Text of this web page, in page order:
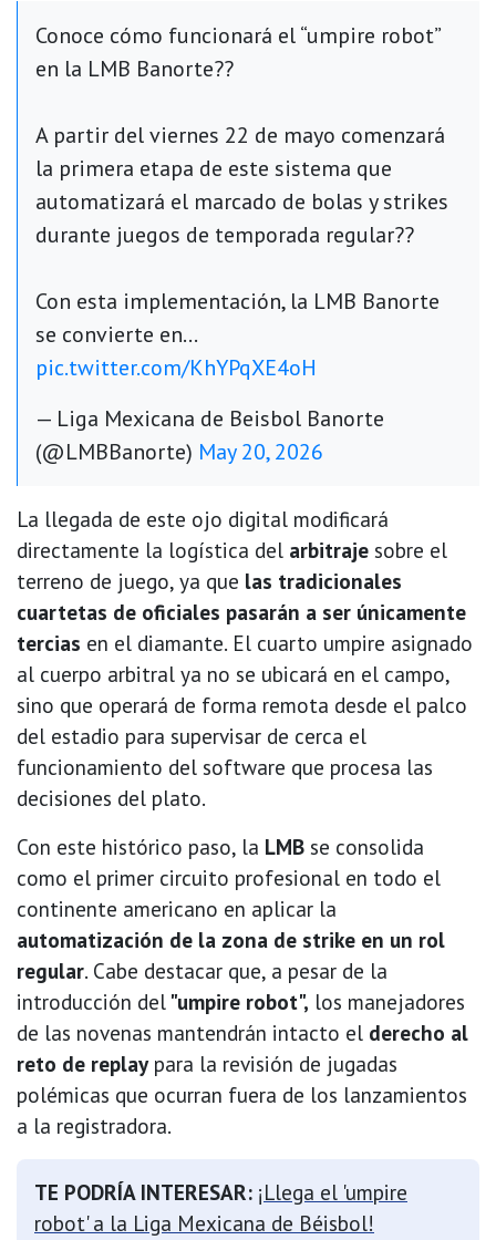
Conoce cómo funcionará el “umpire robot”
en la LMB Banorte??
A partir del viernes 22 de mayo comenzará
la primera etapa de este sistema que
automatizará el marcado de bolas y strikes
durante juegos de temporada regular??
Con esta implementación, la LMB Banorte
se convierte en…
pic.twitter.com/KhYPqXE4oH
— Liga Mexicana de Beisbol Banorte
(@LMBBanorte) May 20, 2026
La llegada de este ojo digital modificará
directamente la logística del arbitraje sobre el
terreno de juego, ya que las tradicionales
cuartetas de oficiales pasarán a ser únicamente
tercias en el diamante. El cuarto umpire asignado
al cuerpo arbitral ya no se ubicará en el campo,
sino que operará de forma remota desde el palco
del estadio para supervisar de cerca el
funcionamiento del software que procesa las
decisiones del plato.
Con este histórico paso, la LMB se consolida
como el primer circuito profesional en todo el
continente americano en aplicar la
automatización de la zona de strike en un rol
regular. Cabe destacar que, a pesar de la
introducción del "umpire robot", los manejadores
de las novenas mantendrán intacto el derecho al
reto de replaypara la revisión de jugadas
polémicas que ocurran fuera de los lanzamientos
a la registradora.
TE PODRÍA INTERESAR: ¡Llega el 'umpire
robot' a la Liga Mexicana de Béisbol!